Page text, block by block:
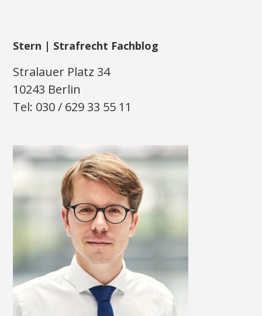
Stern | Strafrecht Fachblog
Stralauer Platz 34
10243 Berlin
Tel: 030 / 629 33 55 11